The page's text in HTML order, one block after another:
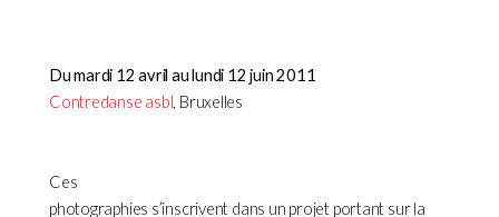
Du mardi 12 avril au lundi 12 juin 2011
Contredanse asbl, Bruxelles
Ces
photographies s’inscrivent dans un projet portant sur la